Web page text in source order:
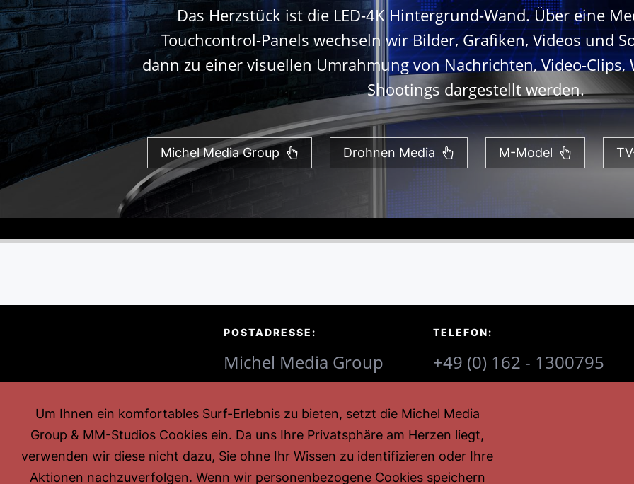
Das Herzstück ist die LED-4K Hintergrund-Wand. Über eine
Touchcontrol-Panels wechseln wir Bilder, Grafiken, Videos und
dann zu einer visuellen Umrahmung von Nachrichten, Video-
Shootings dargestellt werden.
Michel Media Group Drohnen Media M-Model
POSTADRESSE:
Michel Media Group
Max-Michallek-Str. 1
44309 Dortmund
TELEFON:
+49 (0) 162 - 1300795
Um Ihnen ein komfortables Surf-Erlebnis zu bieten, setzt die Michel Media
Group & MM-Studios Cookies ein. Da uns Ihre Privatsphäre am Herzen liegt,
verwenden wir diese nicht dazu, Sie ohne Ihr Wissen zu identifizieren oder Ihre
Aktionen nachzuverfolgen. Wenn wir personenbezogene Cookies speichern